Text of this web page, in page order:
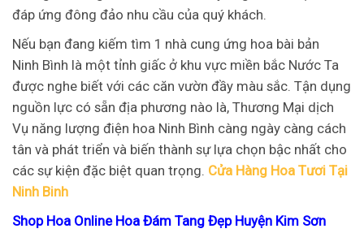
đáp ứng đông đảo nhu cầu của quý khách.
Nếu bạn đang kiếm tìm 1 nhà cung ứng hoa bài bản
Ninh Bình là một tỉnh giấc ở khu vực miền bắc Nước Ta
được nghe biết với các căn vườn đầy màu sắc. Tận dụng
nguồn lực có sẵn địa phương nào là, Thương Mại dịch
Vụ năng lượng điện hoa Ninh Bình càng ngày càng cách
tân và phát triển và biến thành sự lựa chọn bậc nhất cho
các sự kiện đặc biệt quan trọng. Cửa Hàng Hoa Tươi Tại
Ninh Binh
Shop Hoa Online Hoa Đám Tang Đẹp Huyện Kim Sơn